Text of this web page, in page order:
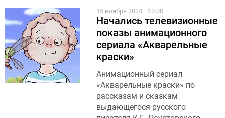
15 ноября 2024 13:00
Начались телевизионные
показы анимационного
сериала «Акварельные
краски»
Анимационный сериал
«Акварельные краски» по
рассказам и сказкам
выдающегося русского